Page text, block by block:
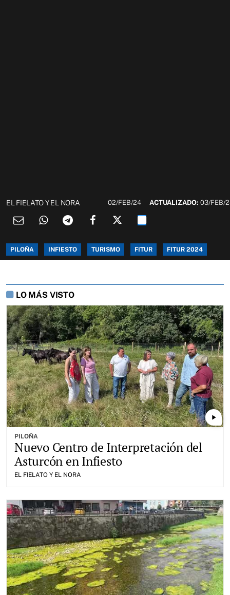
EL FIELATO Y EL NORA 02/FEB/24 ACTUALIZADO:03/FEB/
PILOÑA INFIESTO TURISMO FITUR FITUR 2024
LO MÁS VISTO
play_arrow
PILOÑA
Nuevo Centro de Interpretación del
Asturcón en Infiesto
EL FIELATO Y EL NORA